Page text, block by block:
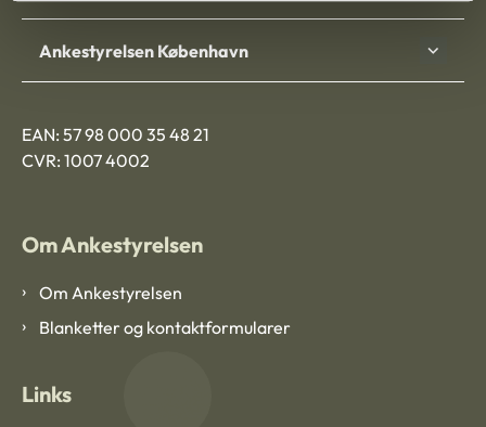
Ankestyrelsen København
EAN: 57 98 000 35 48 21
CVR: 1007 4002
Om Ankestyrelsen
Om Ankestyrelsen
Blanketter og kontaktformularer
Links